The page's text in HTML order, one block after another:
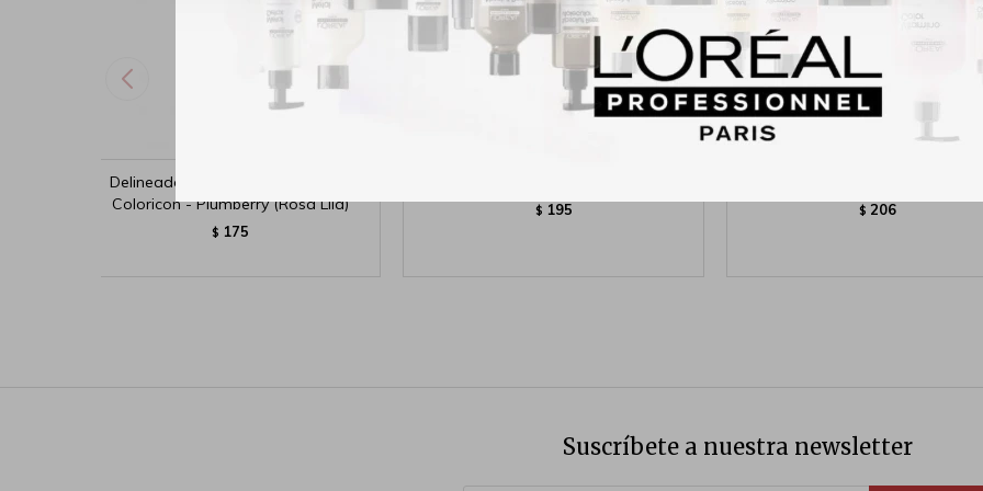
Delineador de Labios Wet n Wild
Coloricon - Plumberry (Rosa Lila)
$ 175
$ 195 $ 206
Suscríbete a nuestra newsletter